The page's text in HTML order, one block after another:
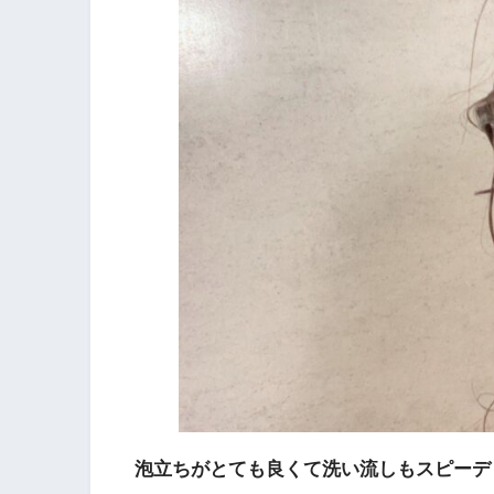
泡立ちがとても良くて洗い流しもスピー